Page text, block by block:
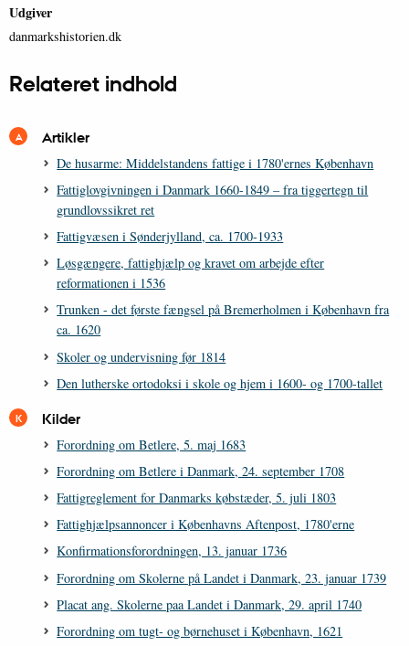
Udgiver
danmarkshistorien.dk
Relateret indhold
Artikler
De husarme: Middelstandens fattige i 1780'ernes København
Fattiglovgivningen i Danmark 1660-1849 – fra tiggertegn til
grundlovssikret ret
Fattigvæsen i Sønderjylland, ca. 1700-1933
Løsgængere, fattighjælp og kravet om arbejde efter
reformationen i 1536
Trunken - det første fængsel på Bremerholmen i København fra
ca. 1620
Skoler og undervisning før 1814
Den lutherske ortodoksi i skole og hjem i 1600- og 1700-tallet
Kilder
Forordning om Betlere, 5. maj 1683
Forordning om Betlere i Danmark, 24. september 1708
Fattigreglement for Danmarks købstæder, 5. juli 1803
Fattighjælpsannoncer i Københavns Aftenpost, 1780'erne
Konfirmationsforordningen, 13. januar 1736
Forordning om Skolerne på Landet i Danmark, 23. januar 1739
Placat ang. Skolerne paa Landet i Danmark, 29. april 1740
Forordning om tugt- og børnehuset i København, 1621